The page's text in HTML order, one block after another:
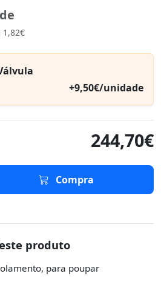
+9,50€/unidade
244,70€
Compra
produto
para poupar